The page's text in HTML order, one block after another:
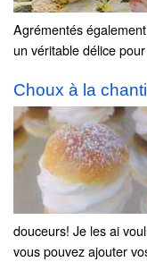
Agrémentés
un véritable délice
Choux à la
douceurs! Je les ai
vous pouvez ajouter